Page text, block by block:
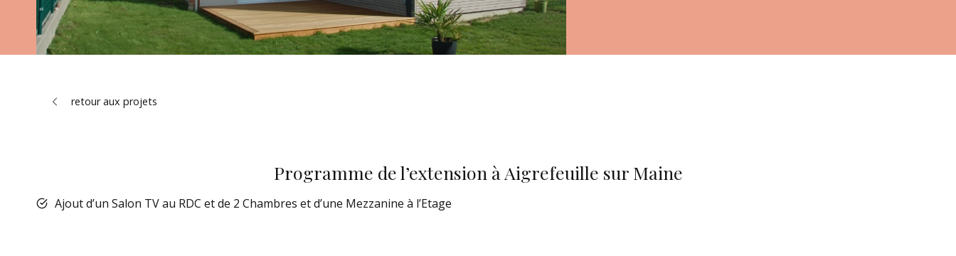
retour aux projets
Programme de l’extension à Aigrefeuille sur Maine
Ajout d’un Salon TV au RDC et de 2 Chambres et d’une Mezzanine à l’Etage